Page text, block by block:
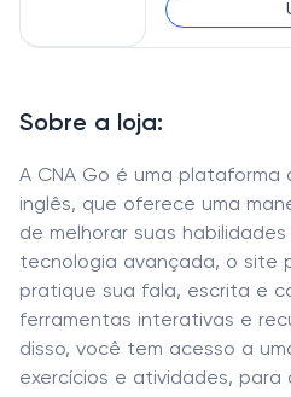
Sobre a loja:
A CNA Go é uma plataforma
inglês, que oferece uma
de melhorar suas
tecnologia avançada, o site
pratique sua fala, escrita e
ferramentas interativas e
disso, você tem acesso a
exercícios e atividades, para